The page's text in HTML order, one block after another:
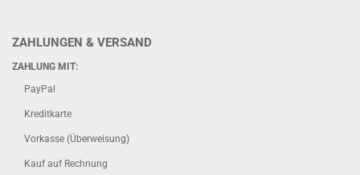
ZAHLUNGEN & VERSAND
ZAHLUNG MIT:
PayPal
Kreditkarte
Vorkasse (Überweisung)
Kauf auf Rechnung